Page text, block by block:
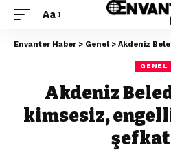
Aa
Envanter Haber > Genel > Akdeniz
GENEL
Akdeniz
kimsesiz,